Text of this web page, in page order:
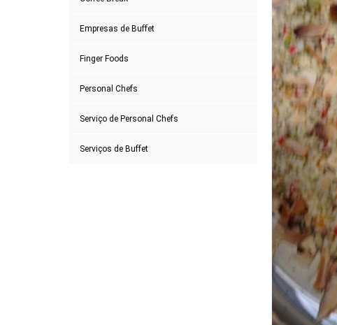
Empresas de Buffet
Finger Foods
Personal Chefs
Serviço de Personal Chefs
Serviços de Buffet